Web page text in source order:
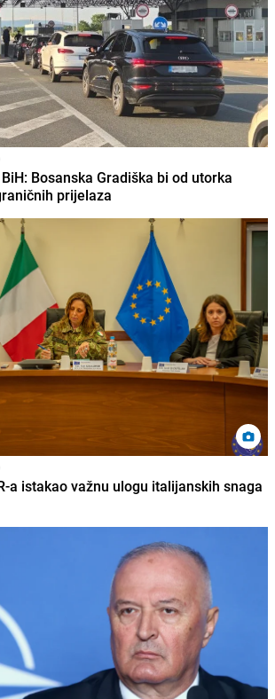
Bosanska Gradiška bi od utorka
prijelaza
a istakao važnu ulogu italijanskih snaga